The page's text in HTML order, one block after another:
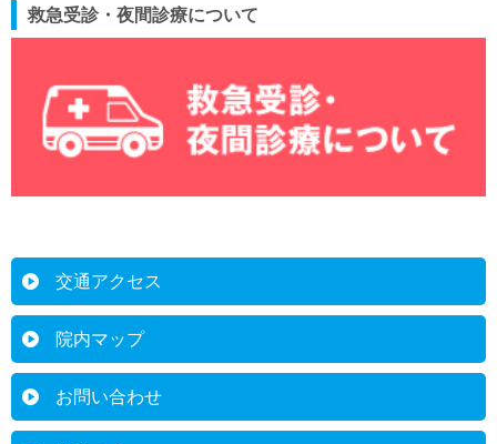
救急受診・夜間診療について
交通アクセス
院内マップ
お問い合わせ